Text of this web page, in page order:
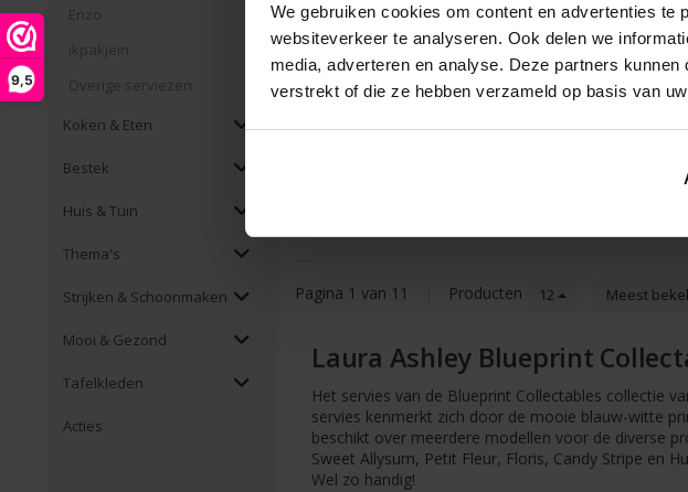
We gebruiken cookies om content en advertenties
websiteverkeer te analyseren. Ook delen we
media, adverteren en analyse. Deze partners
verstrekt of die ze hebben verzameld op basis van
9,5
Enzo
ikpakjein
Overige serviezen
Koken & Eten
Bestek
Huis & Tuin
Thema's
Strijken & Schoonmaken
Mooi & Gezond
Tafelkleden
Acties
Bordenset van 4 Assorti platte
borden 26cm Laura Ashley
Petit four
Pagina 1 van 11 Producten 12 Meest
Laura Ashley Blueprint
Het servies van de Blueprint Collectables collectie
servies kenmerkt zich door de mooie blauw-witte
beschikt over meerdere modellen voor de diverse
Sweet Allysum, Petit Fleur, Floris, Candy Stripe en
Wel zo handig!